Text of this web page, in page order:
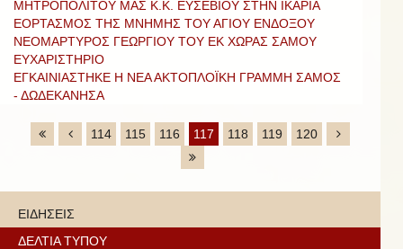
ΜΗΤΡΟΠΟΛΙΤΟΥ ΜΑΣ Κ.Κ. ΕΥΣΕΒΙΟΥ ΣΤΗΝ ΙΚΑΡΙΑ
ΕΟΡΤΑΣΜΟΣ ΤΗΣ ΜΝΗΜΗΣ ΤΟΥ ΑΓΙΟΥ ΕΝΔΟΞΟΥ
ΝΕΟΜΑΡΤΥΡΟΣ ΓΕΩΡΓΙΟΥ ΤΟΥ ΕΚ ΧΩΡΑΣ ΣΑΜΟΥ
ΕΥΧΑΡΙΣΤΗΡΙΟ
ΕΓΚΑΙΝΙΑΣΤΗΚΕ Η ΝΕΑ ΑΚΤΟΠΛΟΪΚΗ ΓΡΑΜΜΗ ΣΑΜΟΣ
- ΔΩΔΕΚΑΝΗΣΑ
114 115 116 117 118 119 120
ΕΙΔΗΣΕΙΣ
ΔΕΛΤΙΑ ΤΥΠΟΥ